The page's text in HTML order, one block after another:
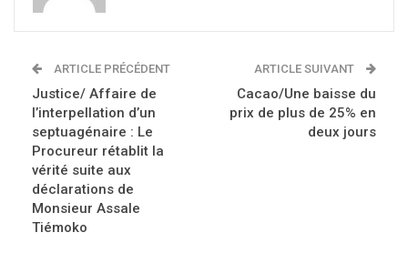
ARTICLE PRÉCÉDENT
Justice/ Affaire de
l’interpellation d’un
septuagénaire : Le
Procureur rétablit la
vérité suite aux
déclarations de
Monsieur Assale
Tiémoko
ARTICLE SUIVANT
Cacao/Une baisse du
prix de plus de 25% en
deux jours